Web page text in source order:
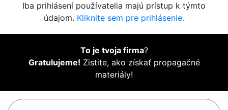
Iba prihlásení používatelia majú prístup k týmto
údajom. Kliknite sem pre prihlásenie.
To je tvoja firma?
Gratulujeme! Zistite, ako získať propagačné
materiály!